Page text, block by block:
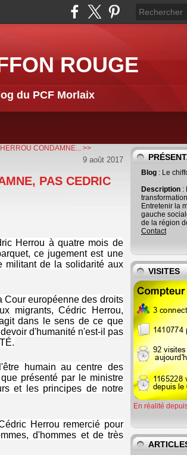
ROUGE
du PCF Morlaix
CONDAMNE... >>
9 août 2017
PAS CEDRIC
Herrou à quatre mois de
ce jugement est une
militant de la solidarité aux
Cour européenne des droits
migrants, Cédric Herrou,
dans le sens de ce que
d'humanité n'est-il pas
humain au centre des
présenté par le ministre
et les principes de notre
Herrou remercié pour
d'hommes et de très
Blog : Le
Description :
Entretenir la
gauche
de la région
Contact
VISITES
En réalité